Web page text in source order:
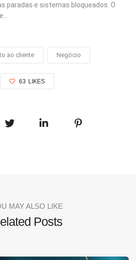
paradas e sistemas bloqueados. O
ao cliente Negócio
63 LIKES
MAY ALSO LIKE
Posts